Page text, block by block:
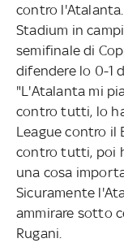
contro
Stadium in
semifinale di
difendere lo 0-1
"L'Atalanta mi
contro tutti, lo
League contro il
contro tutti, poi
una cosa
Sicuramente
ammirare sotto
Rugani.